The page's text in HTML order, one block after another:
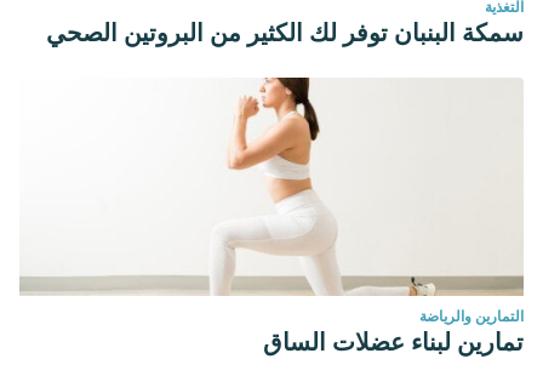
التغذية
سمكة البنبان توفر لك الكثير من البروتين الصحي
التمارين والرياضة
تمارين لبناء عضلات الساق